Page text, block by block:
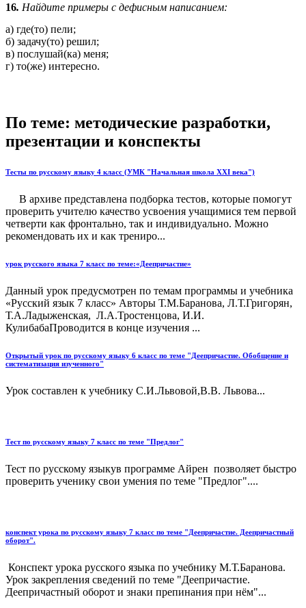
16. Найдите примеры с дефисным написанием:
а) где(то) пели;
б) задачу(то) решил;
в) послушай(ка) меня;
г) то(же) интересно.
По теме: методические разработки,
презентации и конспекты
Тесты по русскому языку 4 класс (УМК "Начальная школа XXI века")
В архиве представлена подборка тестов, которые помогут
проверить учителю качество усвоения учащимися тем первой
четверти как фронтально, так и индивидуально. Можно
рекомендовать их и как трениро...
урок русского языка 7 класс по теме:«Деепричастие»
Данный урок предусмотрен по темам программы и учебника
«Русский язык 7 класс» Авторы Т.М.Баранова, Л.Т.Григорян,
Т.А.Ладыженская, Л.А.Тростенцова, И.И.
КулибабаПроводится в конце изучения ...
Открытый урок по русскому языку 6 класс по теме "Деепричастие. Обобщение и
систематизация изученного"
Урок составлен к учебнику С.И.Львовой,В.В. Львова...
Тест по русскому языку 7 класс по теме "Предлог"
Тест по русскому языкув программе Айрен позволяет быстро
проверить ученику свои умения по теме "Предлог"....
конспект урока по русскому языку 7 класс по теме "Деепричастие. Деепричастный
оборот".
Конспект урока русского языка по учебнику М.Т.Баранова.
Урок закрепления сведений по теме "Деепричастие.
Деепричастный оборот и знаки препинания при нём"...